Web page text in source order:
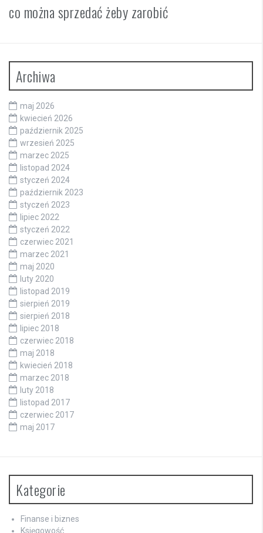
co można sprzedać żeby zarobić
Archiwa
maj 2026
kwiecień 2026
październik 2025
wrzesień 2025
marzec 2025
listopad 2024
styczeń 2024
październik 2023
styczeń 2023
lipiec 2022
styczeń 2022
czerwiec 2021
marzec 2021
maj 2020
luty 2020
listopad 2019
sierpień 2019
sierpień 2018
lipiec 2018
czerwiec 2018
maj 2018
kwiecień 2018
marzec 2018
luty 2018
listopad 2017
czerwiec 2017
maj 2017
Kategorie
Finanse i biznes
Księgowość